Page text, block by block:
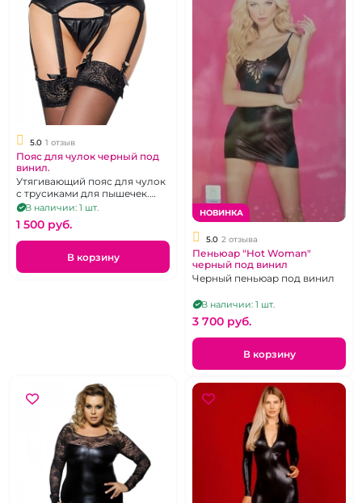
5.0 1 отзыв
Пояс для чулок черный под
винил.
Утягивающий пояс для чулок
с трусиками для пышечек.
Размер 52-54
В наличии: 1 шт.
1 500 pуб.
В корзину
НОВИНКА
5.0 2 отзыва
Пеньюар "Hot Woman"
черный под винил
Черный пеньюар под винил
В наличии: 1 шт.
3 700 pуб.
В корзину